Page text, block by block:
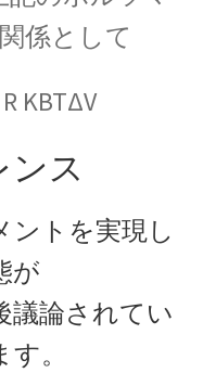
ーム解釈を提唱】
ス
明し人工放射
】
係として
KBTΔV
ンス
ントを実現し
が
議論されてい
。